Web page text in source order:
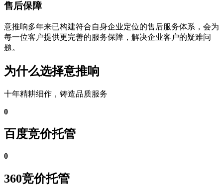
售后保障
意推响多年来已构建符合自身企业定位的售后服务体系，会为
每一位客户提供更完善的服务保障，解决企业客户的疑难问
题。
为什么选择意推响
十年精耕细作，铸造品质服务
0
百度竞价托管
0
360竞价托管